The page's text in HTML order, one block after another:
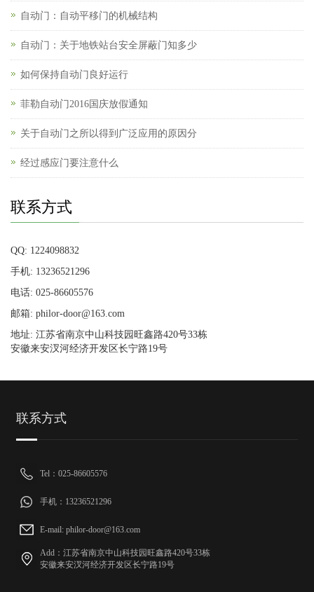
自动门：自动平移门的机械结构
自动门：关于地铁站台安全屏蔽门知多少
如何保持自动门良好运行
菲勒自动门2016国庆放假通知
关于自动门之所以得到广泛应用的原因分
经过感应门要注意什么
联系方式
QQ: 1224098832
手机: 13236521296
电话: 025-86605576
邮箱: philor-door@163.com
地址: 江苏省南京中山科技园旺鑫路420号33栋
安徽来安汊河经济开发区长宁路19号
联系方式
Tel：025-86605576
手机：13236521296
E-mail: philor-door@163.com
Add：江苏省南京中山科技园旺鑫路420号33栋
安徽来安汊河经济开发区长宁路19号